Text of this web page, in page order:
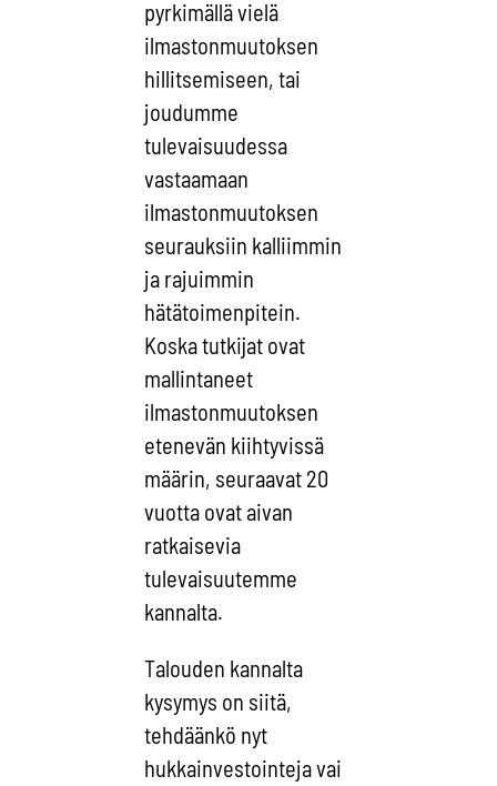
pyrkimällä vielä
ilmastonmuutoksen
hillitsemiseen, tai
joudumme
tulevaisuudessa
vastaamaan
ilmastonmuutoksen
seurauksiin kalliimmin
ja rajuimmin
hätätoimenpitein.
Koska tutkijat ovat
mallintaneet
ilmastonmuutoksen
etenevän kiihtyvissä
määrin, seuraavat 20
vuotta ovat aivan
ratkaisevia
tulevaisuutemme
kannalta.
Talouden kannalta
kysymys on siitä,
tehdäänkö nyt
hukkainvestointeja vai